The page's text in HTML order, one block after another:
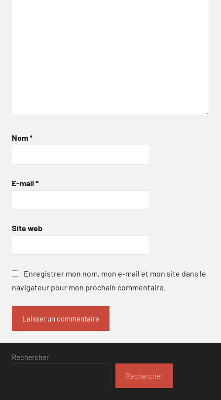
Nom*
E-mail *
Site web
Enregistrer mon nom, mon e-mail et mon site dans le
navigateur pour mon prochain commentaire.
Rechercher
Rechercher